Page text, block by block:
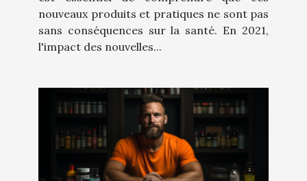
nouveaux produits et pratiques ne sont pas
sans conséquences sur la santé. En 2021,
l'impact des nouvelles...